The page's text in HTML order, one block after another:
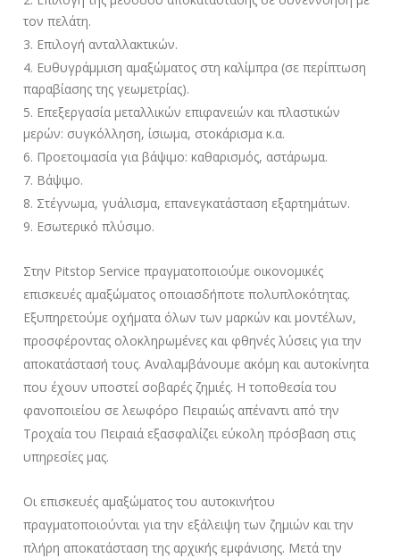
τον πελάτη.
Επιλογή ανταλλακτικών.
Ευθυγράμμιση αμαξώματος στη καλίμπρα (σε περίπτωση
παραβίασης της γεωμετρίας).
Επεξεργασία μεταλλικών επιφανειών και πλαστικών
μερών: συγκόλληση, ίσιωμα, στοκάρισμα κ.α.
Προετοιμασία για βάψιμο: καθαρισμός, αστάρωμα.
Βάψιμο.
Στέγνωμα, γυάλισμα, επανεγκατάσταση εξαρτημάτων.
Εσωτερικό πλύσιμο.
Στην Pitstop Service πραγματοποιούμε οικονομικές
επισκευές αμαξώματος οποιασδήποτε πολυπλοκότητας.
Εξυπηρετούμε οχήματα όλων των μαρκών και μοντέλων,
προσφέροντας ολοκληρωμένες και φθηνές λύσεις για την
αποκατάστασή τους. Αναλαμβάνουμε ακόμη και αυτοκίνητα
που έχουν υποστεί σοβαρές ζημιές. Η τοποθεσία του
φανοποιείου σε λεωφόρο Πειραιώς απέναντι από την
Τροχαία του Πειραιά εξασφαλίζει εύκολη πρόσβαση στις
υπηρεσίες μας.
Οι επισκευές αμαξώματος του αυτοκινήτου
πραγματοποιούνται για την εξάλειψη των ζημιών και την
πλήρη αποκατάσταση της αρχικής εμφάνισης. Μετά την